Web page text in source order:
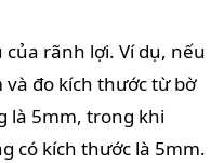
của rãnh lợi. Ví dụ, nếu
đo kích thước từ bờ
là 5mm, trong khi
có kích thước là 5mm.